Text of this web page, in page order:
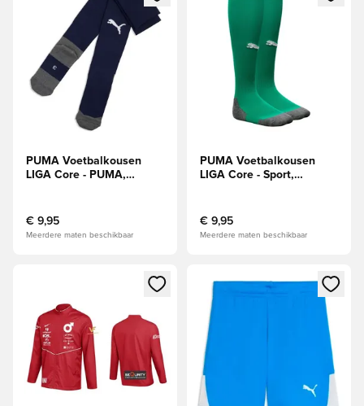
PUMA Voetbalkousen
LIGA Core - PUMA,
€ 9,95
Meerdere maten beschikbaar
PUMA Voetbalkousen
LIGA Core - Sport,
€ 9,95
Meerdere maten beschikbaar
Opent een venster om in te loggen of je aan te melden als
Opent een venster om in te